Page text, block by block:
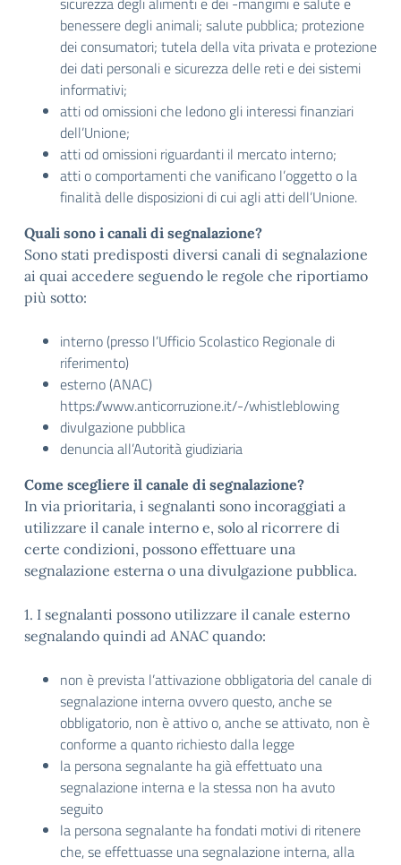
benessere degli animali; salute pubblica; protezione
dei consumatori; tutela della vita privata e protezione
dei dati personali e sicurezza delle reti e dei sistemi
informativi;
atti od omissioni che ledono gli interessi finanziari
dell’Unione;
atti od omissioni riguardanti il mercato interno;
atti o comportamenti che vanificano l’oggetto o la
finalità delle disposizioni di cui agli atti dell’Unione.
Quali sono i canali di segnalazione?
Sono stati predisposti diversi canali di segnalazione
ai quai accedere seguendo le regole che riportiamo
più sotto:
interno (presso l’Ufficio Scolastico Regionale di
riferimento)
esterno (ANAC)
https://www.anticorruzione.it/-/whistleblowing
divulgazione pubblica
denuncia all’Autorità giudiziaria
Come scegliere il canale di segnalazione?
In via prioritaria, i segnalanti sono incoraggiati a
utilizzare il canale interno e, solo al ricorrere di
certe condizioni, possono effettuare una
segnalazione esterna o una divulgazione pubblica.
1. I segnalanti possono utilizzare il canale esterno
segnalando quindi ad ANAC quando:
non è prevista l’attivazione obbligatoria del canale di
segnalazione interna ovvero questo, anche se
obbligatorio, non è attivo o, anche se attivato, non è
conforme a quanto richiesto dalla legge
la persona segnalante ha già effettuato una
segnalazione interna e la stessa non ha avuto
seguito
la persona segnalante ha fondati motivi di ritenere
che, se effettuasse una segnalazione interna, alla